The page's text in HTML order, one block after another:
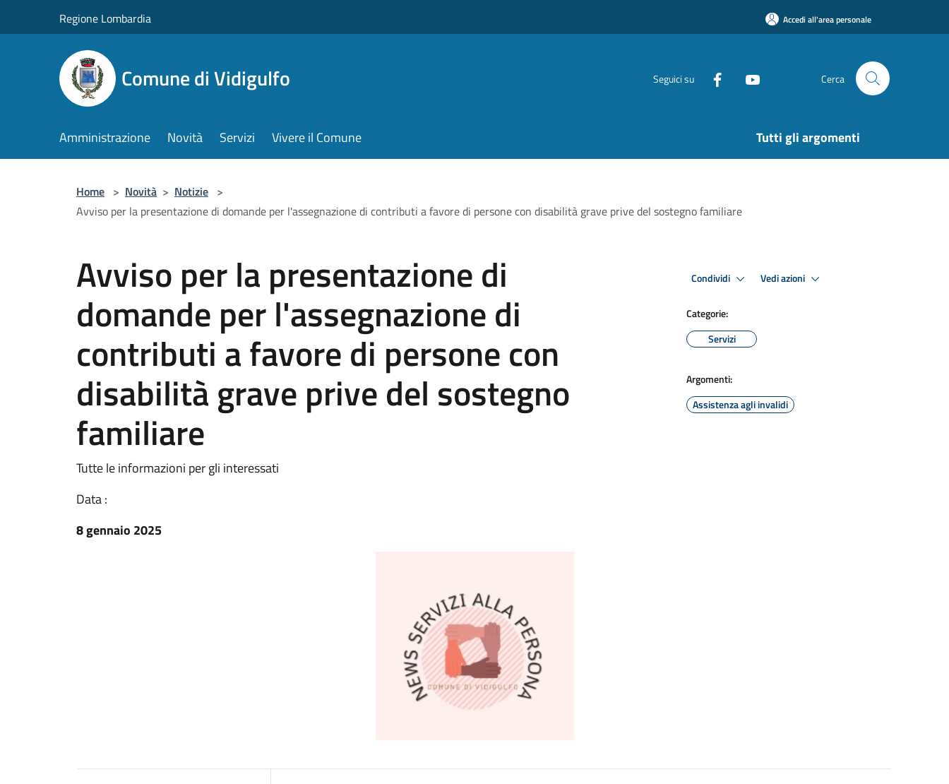
Regione Lombardia Accedi all'area personale
Comune di Vidigulfo Seguici su Cerca
Amministrazione Novità Servizi Vivere il Comune Tutti gli argomenti
Home > Novità > Notizie >
Avviso per la presentazione di domande per l'assegnazione di contributi a favore di persone con disabilità grave prive del sostegno familiare
Avviso per la presentazione di
domande per l'assegnazione di
contributi a favore di persone con
disabilità grave prive del sostegno
familiare
Tutte le informazioni per gli interessati
Data :
8 gennaio 2025
Condividi Vedi azioni
Categorie:
Servizi
Argomenti:
Assistenza agli invalidi